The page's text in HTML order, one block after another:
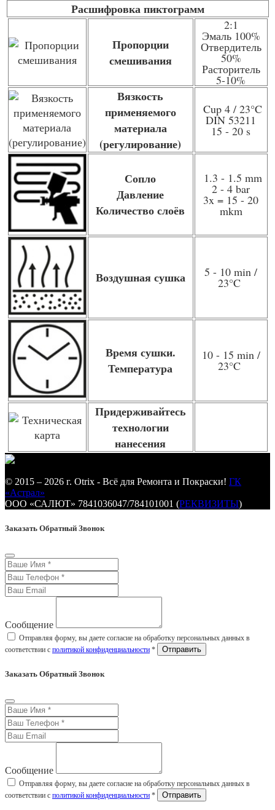
Расшифровка пиктограмм
Пропорции
смешивания
2:1
Эмаль 100%
Отвердитель
50%
Расторитель
5-10%
Вязкость
применяемого
материала
(регулирование)
Cup 4 / 23°C
DIN 53211
15 - 20 s
Сопло
Давление
Количество слоёв
1.3 - 1.5 mm
2 - 4 bar
3x = 15 - 20
mkm
Воздушная сушка 5 - 10 min /
23°C
Время сушки.
Температура
10 - 15 min /
23°C
Придерживайтесь
технологии
нанесения
© 2015 – 2026 г. Otrix - Всё для Ремонта и Покраски! ГК
«Астрал»
ООО «САЛЮТ» 7841036047/784101001 (РЕКВИЗИТЫ)
Заказать Обратный Звонок
Сообщение
Отправляя форму, вы даете согласие на обработку персональных данных в
соответствии с политикой конфиденциальности *
Заказать Обратный Звонок
Сообщение
Отправляя форму, вы даете согласие на обработку персональных данных в
соответствии с политикой конфиденциальности *